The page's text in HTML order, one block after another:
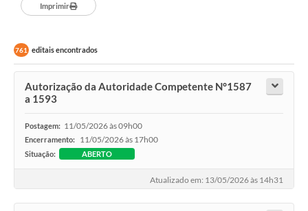
Diário Oficial
Feriados e Datas Comemorativas
Galeria de Fotos
Imprimir
761 editais encontrados
Autorização da Autoridade Competente N°1587
a 1593
Postagem: 11/05/2026 às 09h00
Encerramento: 11/05/2026 às 17h00
Situação: ABERTO
Atualizado em: 13/05/2026 às 14h31